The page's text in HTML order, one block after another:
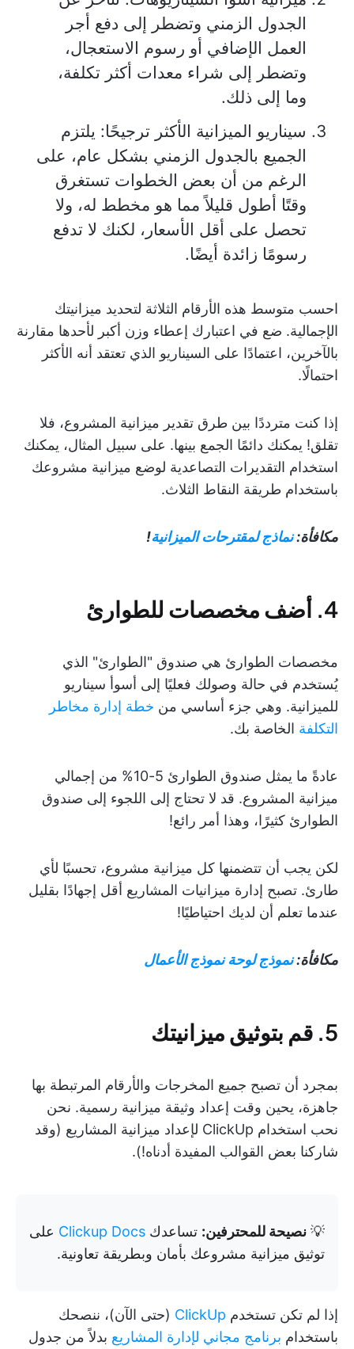
الجدول الزمني وتضطر إلى دفع أجر
العمل الإضافي أو رسوم الاستعجال،
وتضطر إلى شراء معدات أكثر تكلفة،
وما إلى ذلك.
سيناريو الميزانية الأكثر ترجيحًا: يلتزم
الجميع بالجدول الزمني بشكل عام، على
الرغم من أن بعض الخطوات تستغرق
وقتًا أطول قليلاً مما هو مخطط له، ولا
تحصل على أقل الأسعار، لكنك لا تدفع
رسومًا زائدة أيضًا.
احسب متوسط هذه الأرقام الثلاثة لتحديد ميزانيتك
الإجمالية. ضع في اعتبارك إعطاء وزن أكبر لأحدها مقارنة
بالآخرين، اعتمادًا على السيناريو الذي تعتقد أنه الأكثر
احتمالًا.
إذا كنت مترددًا بين طرق تقدير ميزانية المشروع، فلا
تقلق! يمكنك دائمًا الجمع بينها. على سبيل المثال، يمكنك
استخدام التقديرات التصاعدية لوضع ميزانية مشروعك
باستخدام طريقة النقاط الثلاث.
مكافأة:نماذج لمقترحات الميزانية!
4. أضف مخصصات للطوارئ
مخصصات الطوارئ هي صندوق "الطوارئ" الذي
يُستخدم في حالة وصولك فعليًا إلى أسوأ سيناريو
للميزانية. وهي جزء أساسي من خطة إدارة مخاطر
التكلفة الخاصة بك.
عادةً ما يمثل صندوق الطوارئ 5-10% من إجمالي
ميزانية المشروع. قد لا تحتاج إلى اللجوء إلى صندوق
الطوارئ كثيرًا، وهذا أمر رائع!
لكن يجب أن تتضمنها كل ميزانية مشروع، تحسبًا لأي
طارئ. تصبح إدارة ميزانيات المشاريع أقل إجهادًا بقليل
عندما تعلم أن لديك احتياطيًا!
مكافأة:نموذج لوحة نموذج الأعمال
5. قم بتوثيق ميزانيتك
بمجرد أن تصبح جميع المخرجات والأرقام المرتبطة بها
جاهزة، يحين وقت إعداد وثيقة ميزانية رسمية. نحن
نحب استخدام ClickUp لإعداد ميزانية المشاريع (وقد
شاركنا بعض القوالب المفيدة أدناه!).
💡 نصيحة للمحترفين: تساعدك Clickup Docs على
توثيق ميزانية مشروعك بأمان وبطريقة تعاونية.
إذا لم تكن تستخدم ClickUp (حتى الآن)، ننصحك
باستخدام برنامج مجاني لإدارة المشاريع بدلاً من جدول